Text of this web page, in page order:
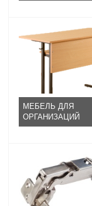
МЕБЕЛЬ ДЛЯ
ОРГАНИЗАЦИЙ